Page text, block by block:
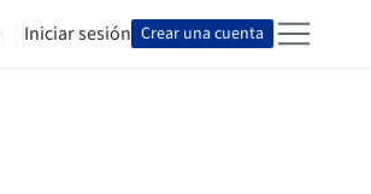
Iniciar sesión Crear una cuenta